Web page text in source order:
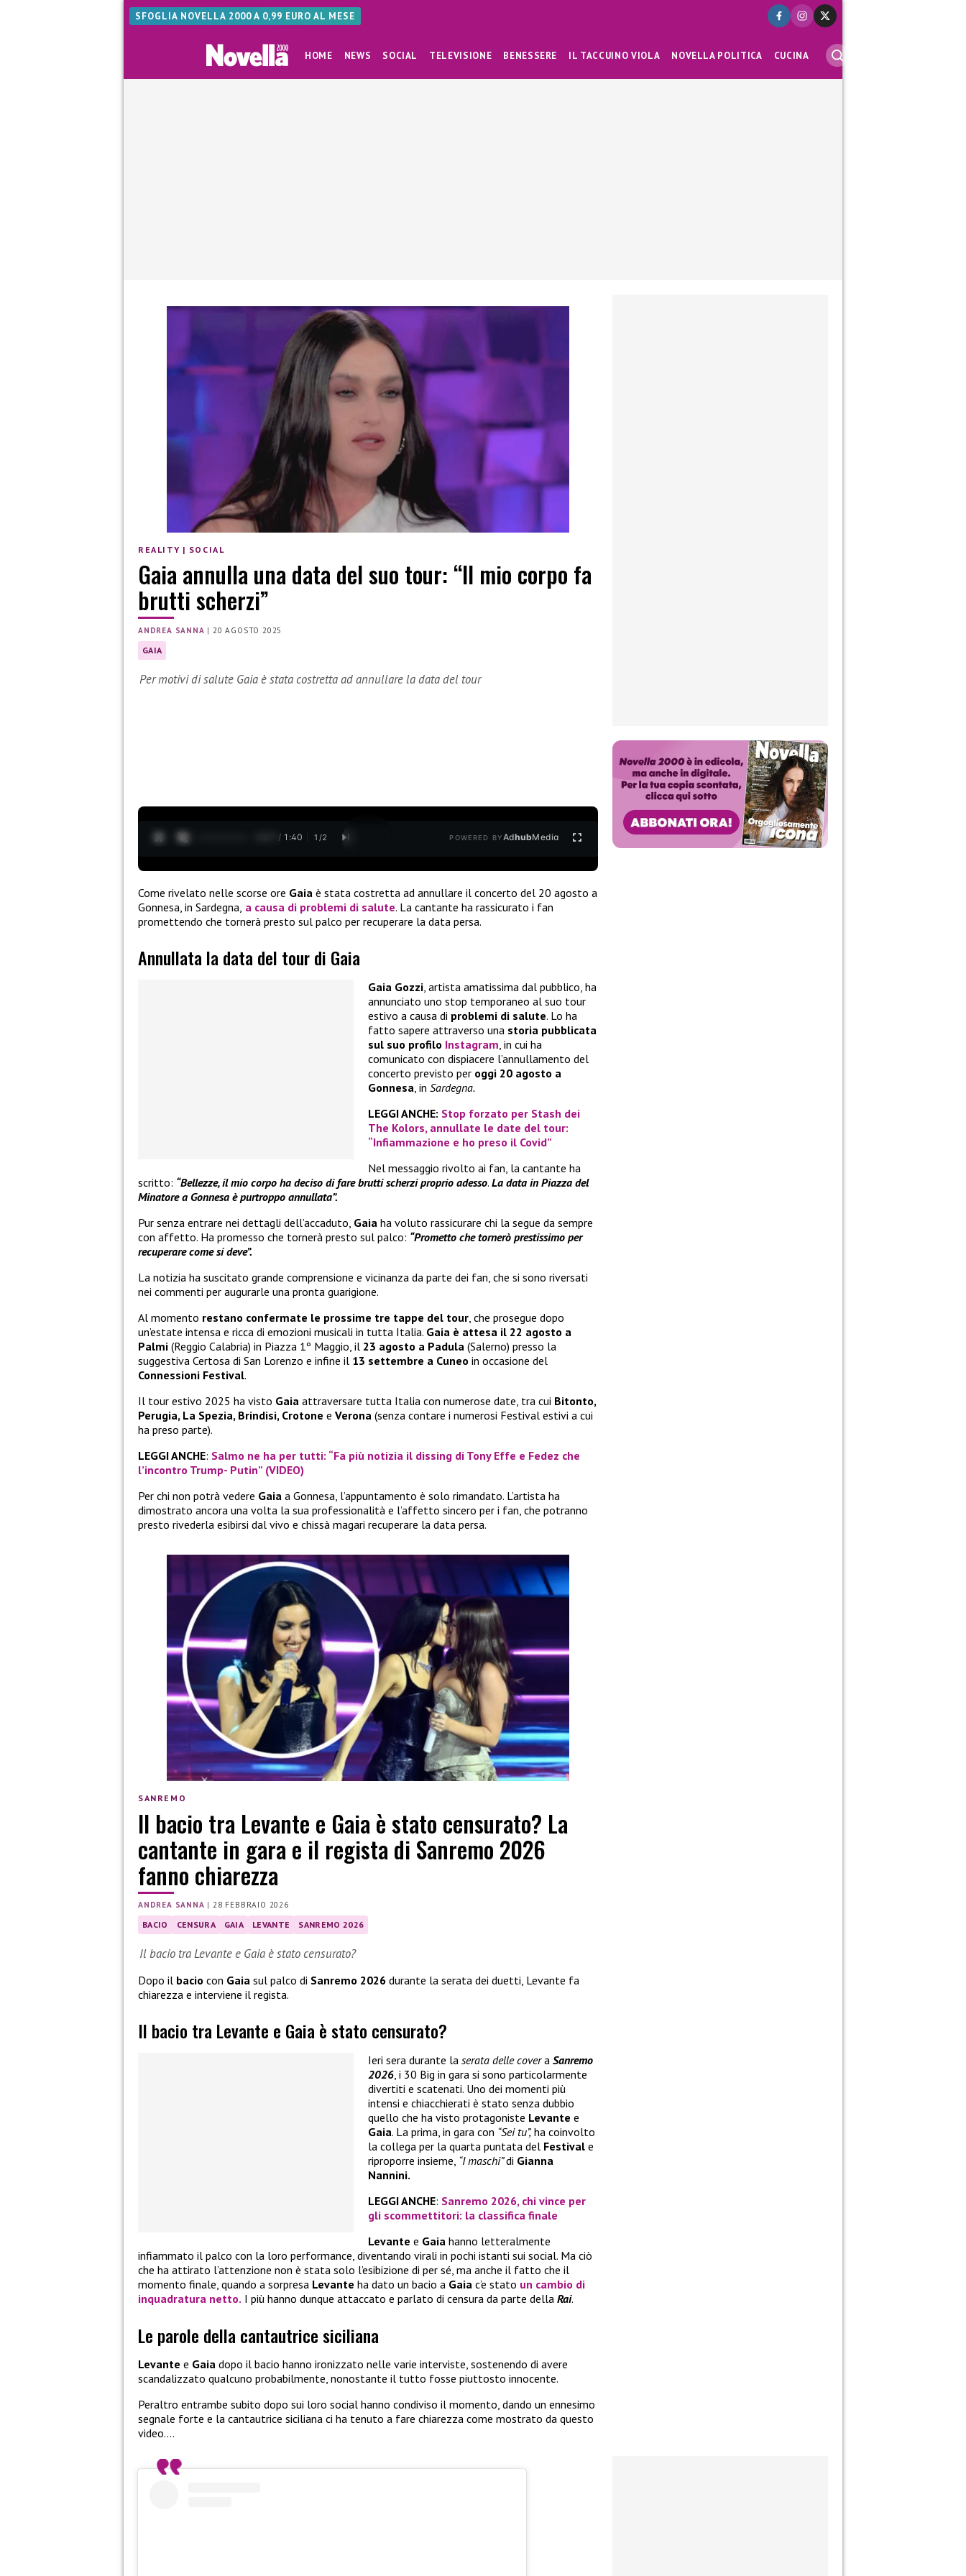
SFOGLIA NOVELLA 2000 A 0,99 EURO AL MESE
HOME NEWS SOCIAL TELEVISIONE BENESSERE IL TACCUINO VIOLA NOVELLA POLITICA CUCINA
REALITY | SOCIAL
Gaia annulla una data del suo tour: “Il mio corpo fa
brutti scherzi”
ANDREA SANNA |20 AGOSTO 2025
GAIA
Per motivi di salute Gaia è stata costretta ad annullare la data del tour
0:28 / 1:40 1 /2 POWERED BYAdhubMedia
Come rivelato nelle scorse ore Gaia è stata costretta ad annullare il concerto del 20 agosto a
Gonnesa, in Sardegna, a causa di problemi di salute. La cantante ha rassicurato i fan
promettendo che tornerà presto sul palco per recuperare la data persa.
Annullata la data del tour di Gaia
Gaia Gozzi, artista amatissima dal pubblico, ha
annunciato uno stop temporaneo al suo tour
estivo a causa di problemi di salute. Lo ha
fatto sapere attraverso una storia pubblicata
sul suo profilo Instagram, in cui ha
comunicato con dispiacere l’annullamento del
concerto previsto per oggi 20 agosto a
Gonnesa, in Sardegna.
LEGGI ANCHE: Stop forzato per Stash dei
The Kolors, annullate le date del tour:
“Infiammazione e ho preso il Covid”
Nel messaggio rivolto ai fan, la cantante ha
scritto: “Bellezze, il mio corpo ha deciso di fare brutti scherzi proprio adesso. La data in Piazza del
Minatore a Gonnesa è purtroppo annullata”.
Pur senza entrare nei dettagli dell’accaduto, Gaia ha voluto rassicurare chi la segue da sempre
con affetto. Ha promesso che tornerà presto sul palco: “Prometto che tornerò prestissimo per
recuperare come si deve”.
La notizia ha suscitato grande comprensione e vicinanza da parte dei fan, che si sono riversati
nei commenti per augurarle una pronta guarigione.
Al momento restano confermate le prossime tre tappe del tour, che prosegue dopo
un’estate intensa e ricca di emozioni musicali in tutta Italia. Gaia è attesa il 22 agosto a
Palmi (Reggio Calabria) in Piazza 1º Maggio, il 23 agosto a Padula (Salerno) presso la
suggestiva Certosa di San Lorenzo e infine il 13 settembre a Cuneo in occasione del
Connessioni Festival.
Il tour estivo 2025 ha visto Gaia attraversare tutta Italia con numerose date, tra cui Bitonto,
Perugia, La Spezia, Brindisi, Crotone e Verona (senza contare i numerosi Festival estivi a cui
ha preso parte).
LEGGI ANCHE: Salmo ne ha per tutti: “Fa più notizia il dissing di Tony Effe e Fedez che
l’incontro Trump- Putin” (VIDEO)
Per chi non potrà vedere Gaia a Gonnesa, l’appuntamento è solo rimandato. L’artista ha
dimostrato ancora una volta la sua professionalità e l’affetto sincero per i fan, che potranno
presto rivederla esibirsi dal vivo e chissà magari recuperare la data persa.
SANREMO
Il bacio tra Levante e Gaia è stato censurato? La
cantante in gara e il regista di Sanremo 2026
fanno chiarezza
ANDREA SANNA |28 FEBBRAIO 2026
BACIO CENSURA GAIA LEVANTE SANREMO 2026
Il bacio tra Levante e Gaia è stato censurato?
Dopo il bacio con Gaia sul palco di Sanremo 2026 durante la serata dei duetti, Levante fa
chiarezza e interviene il regista.
Il bacio tra Levante e Gaia è stato censurato?
Ieri sera durante la serata delle covera Sanremo
2026, i 30 Big in gara si sono particolarmente
divertiti e scatenati. Uno dei momenti più
intensi e chiacchierati è stato senza dubbio
quello che ha visto protagoniste Levante e
Gaia. La prima, in gara con “Sei tu”, ha coinvolto
la collega per la quarta puntata del Festival e
riproporre insieme, “I maschi”di Gianna
Nannini.
LEGGI ANCHE: Sanremo 2026, chi vince per
gli scommettitori: la classifica finale
Levante e Gaia hanno letteralmente
infiammato il palco con la loro performance, diventando virali in pochi istanti sui social. Ma ciò
che ha attirato l’attenzione non è stata solo l’esibizione di per sé, ma anche il fatto che il
momento finale, quando a sorpresa Levante ha dato un bacio a Gaia c’e stato un cambio di
inquadratura netto. I più hanno dunque attaccato e parlato di censura da parte della Rai.
Le parole della cantautrice siciliana
Levante e Gaia dopo il bacio hanno ironizzato nelle varie interviste, sostenendo di avere
scandalizzato qualcuno probabilmente, nonostante il tutto fosse piuttosto innocente.
Peraltro entrambe subito dopo sui loro social hanno condiviso il momento, dando un ennesimo
segnale forte e la cantautrice siciliana ci ha tenuto a fare chiarezza come mostrato da questo
video….